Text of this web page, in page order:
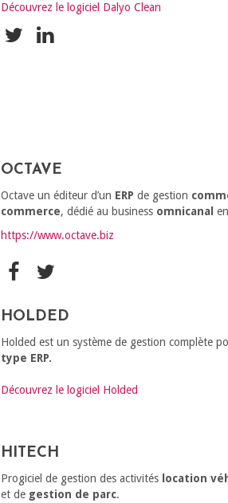
Découvrez le logiciel Dalyo Clean
OCTAVE
Octave un éditeur d’un ERPde gestion
commerce, dédié au business omnicanalen
https://www.octave.biz
HOLDED
Holded est un système de gestion complète
type ERP.
Découvrez le logiciel Holded
HITECH
Progiciel de gestion des activités location
et de gestion de parc.